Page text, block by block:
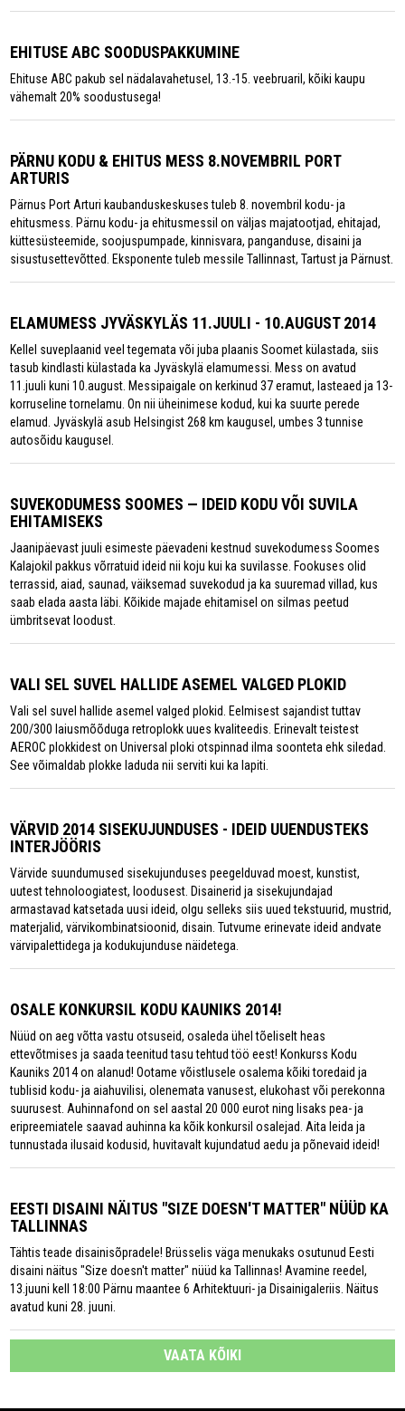
EHITUSE ABC SOODUSPAKKUMINE
Ehituse ABC pakub sel nädalavahetusel, 13.-15. veebruaril, kõiki kaupu
vähemalt 20% soodustusega!
PÄRNU KODU & EHITUS MESS 8.NOVEMBRIL PORT
ARTURIS
Pärnus Port Arturi kaubanduskeskuses tuleb 8. novembril kodu- ja
ehitusmess. Pärnu kodu- ja ehitusmessil on väljas majatootjad, ehitajad,
küttesüsteemide, soojuspumpade, kinnisvara, panganduse, disaini ja
sisustusettevõtted. Eksponente tuleb messile Tallinnast, Tartust ja Pärnust.
ELAMUMESS JYVÄSKYLÄS 11.JUULI - 10.AUGUST 2014
Kellel suveplaanid veel tegemata või juba plaanis Soomet külastada, siis
tasub kindlasti külastada ka Jyväskylä elamumessi. Mess on avatud
11.juuli kuni 10.august. Messipaigale on kerkinud 37 eramut, lasteaed ja 13-
korruseline tornelamu. On nii üheinimese kodud, kui ka suurte perede
elamud. Jyväskylä asub Helsingist 268 km kaugusel, umbes 3 tunnise
autosõidu kaugusel.
SUVEKODUMESS SOOMES — IDEID KODU VÕI SUVILA
EHITAMISEKS
Jaanipäevast juuli esimeste päevadeni kestnud suvekodumess Soomes
Kalajokil pakkus võrratuid ideid nii koju kui ka suvilasse. Fookuses olid
terrassid, aiad, saunad, väiksemad suvekodud ja ka suuremad villad, kus
saab elada aasta läbi. Kõikide majade ehitamisel on silmas peetud
ümbritsevat loodust.
VALI SEL SUVEL HALLIDE ASEMEL VALGED PLOKID
Vali sel suvel hallide asemel valged plokid. Eelmisest sajandist tuttav
200/300 laiusmõõduga retroplokk uues kvaliteedis. Erinevalt teistest
AEROC plokkidest on Universal ploki otspinnad ilma soonteta ehk siledad.
See võimaldab plokke laduda nii serviti kui ka lapiti.
VÄRVID 2014 SISEKUJUNDUSES - IDEID UUENDUSTEKS
INTERJÖÖRIS
Värvide suundumused sisekujunduses peegelduvad moest, kunstist,
uutest tehnoloogiatest, loodusest. Disainerid ja sisekujundajad
armastavad katsetada uusi ideid, olgu selleks siis uued tekstuurid, mustrid,
materjalid, värvikombinatsioonid, disain. Tutvume erinevate ideid andvate
värvipalettidega ja kodukujunduse näidetega.
OSALE KONKURSIL KODU KAUNIKS 2014!
Nüüd on aeg võtta vastu otsuseid, osaleda ühel tõeliselt heas
ettevõtmises ja saada teenitud tasu tehtud töö eest! Konkurss Kodu
Kauniks 2014 on alanud! Ootame võistlusele osalema kõiki toredaid ja
tublisid kodu- ja aiahuvilisi, olenemata vanusest, elukohast või perekonna
suurusest. Auhinnafond on sel aastal 20 000 eurot ning lisaks pea- ja
eripreemiatele saavad auhinna ka kõik konkursil osalejad. Aita leida ja
tunnustada ilusaid kodusid, huvitavalt kujundatud aedu ja põnevaid ideid!
EESTI DISAINI NÄITUS "SIZE DOESN'T MATTER" NÜÜD KA
TALLINNAS
Tähtis teade disainisõpradele! Brüsselis väga menukaks osutunud Eesti
disaini näitus "Size doesn't matter" nüüd ka Tallinnas! Avamine reedel,
13.juuni kell 18:00 Pärnu maantee 6 Arhitektuuri- ja Disainigaleriis. Näitus
avatud kuni 28. juuni.
VAATA KÕIKI